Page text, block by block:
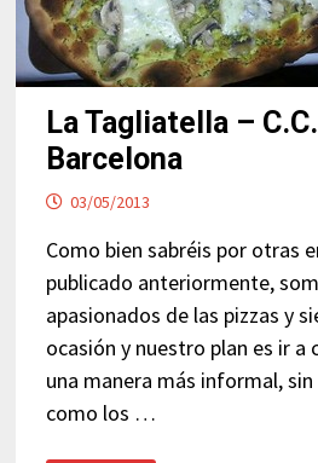
La Tagliatella –
Barcelona
03/05/2013
Como bien sabréis por otras
publicado anteriormente,
apasionados de las pizzas y
ocasión y nuestro plan es ir a
una manera más informal,
como los …